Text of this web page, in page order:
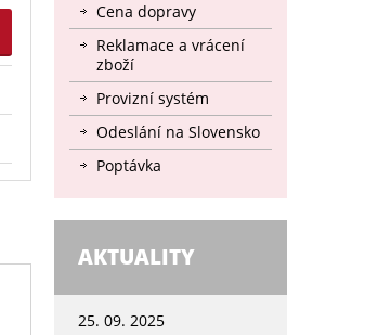
Cena dopravy
Reklamace a vrácení
zboží
Provizní systém
Odeslání na Slovensko
Poptávka
AKTUALITY
25. 09. 2025